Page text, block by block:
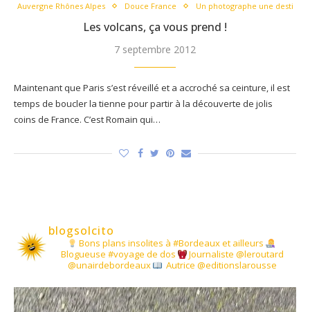
Auvergne Rhônes Alpes Douce France Un photographe une desti
Les volcans, ça vous prend !
7 septembre 2012
Maintenant que Paris s’est réveillé et a accroché sa ceinture, il est
temps de boucler la tienne pour partir à la découverte de jolis
coins de France. C’est Romain qui…
blogsolcito
Bons plans insolites à #Bordeaux et ailleurs
Blogueuse #voyage de dos
Journaliste @leroutard
@unairdebordeaux
Autrice @editionslarousse